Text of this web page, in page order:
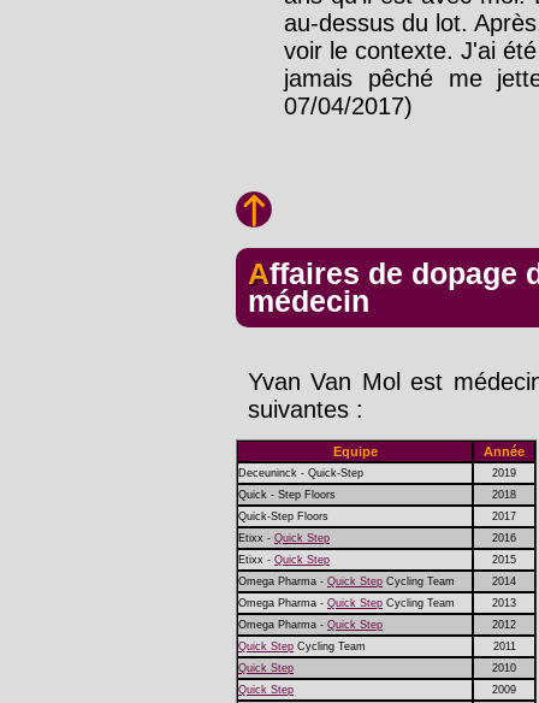
au-dessus du lot.
voir le contexte. J'ai
jamais pêché me
07/04/2017)
Affaires de dopage dans les équipes dont il a été
médecin
Yvan Van Mol est
suivantes :
Equipe Année
Deceuninck - Quick-Step
2019
Quick - Step Floors
2018
Quick-Step Floors
2017
Etixx - Quick Step
2016
Etixx - Quick Step
2015
Omega Pharma - Quick Step Cycling Team
2014
Omega Pharma - Quick Step Cycling Team
2013
Omega Pharma - Quick Step
2012
Quick Step Cycling Team
2011
Quick Step
2010
Quick Step
2009